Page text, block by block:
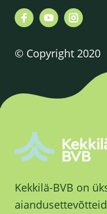
© Copyright 2020
Kekkilä-BVB on